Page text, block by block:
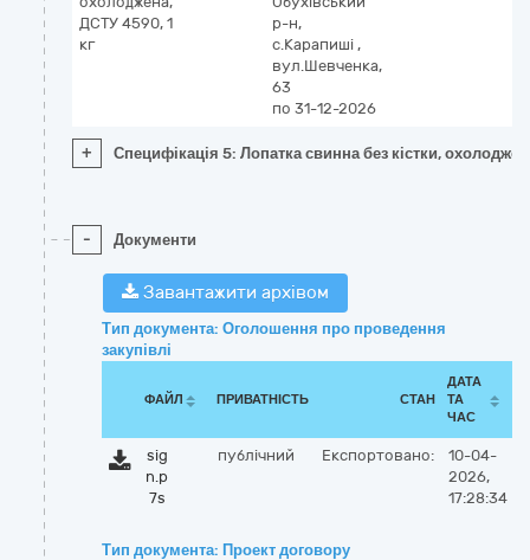
ДСТУ 4590, 1
кг
р-н,
с.Карапиші ,
вул.Шевченка,
63
по 31-12-2026
+ Специфікація 5: Лопатка свинна без кістки,
- Документи
Завантажити архівом
Тип документа: Оголошення про проведення
закупівлі
ФАЙЛ ПРИВАТНІСТЬ СТАН
ДАТА
ТА
ЧАС
sig
n.p
7s
публічний Експортовано:
10-04-
2026,
17:28:34
Тип документа: Проект договору